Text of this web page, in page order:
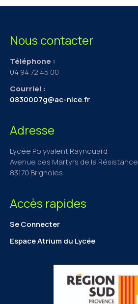
Nous contacter
Téléphone :
04 94 72 45 00
Courriel :
0830007g@ac-nice.fr
Adresse
Lycée Polyvalent Raynouard
Avenue des Martyrs de la Résistance
83170 Brignoles
Accès rapides
Se Connecter
Espace Atrium du Lycée